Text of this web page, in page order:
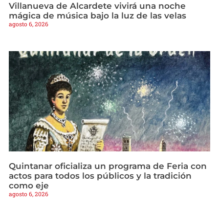
Villanueva de Alcardete vivirá una noche
mágica de música bajo la luz de las velas
agosto 6, 2026
Quintanar oficializa un programa de Feria con
actos para todos los públicos y la tradición
como eje
agosto 6, 2026